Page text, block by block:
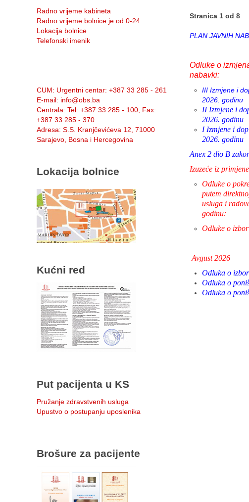
Stranica 1 od 8
PLAN JAVNIH
Odluke o
nabavki:
III Izmjene i
2026. godinu
II Izmjene i
2026. godinu
I Izmjene i
2026. godinu
Anex 2 dio B
Izuzeće iz
Odluke o
putem
usluga i
godinu:
Odluke o izb
Avgust 2026
Odluka o
Odluka o
Odluka o
Radno vrijeme kabineta
Radno vrijeme bolnice je od 0-24
Lokacija bolnice
Telefonski imenik
CUM: Urgentni centar: +387 33 285 - 261
E-mail: info@obs.ba
Centrala: Tel: +387 33 285 - 100, Fax:
+387 33 285 - 370
Adresa: S.S. Kranjčevićeva 12, 71000
Sarajevo, Bosna i Hercegovina
Lokacija bolnice
Kućni red
Put pacijenta u KS
Pružanje zdravstvenih usluga
Upustvo o postupanju uposlenika
Brošure za pacijente